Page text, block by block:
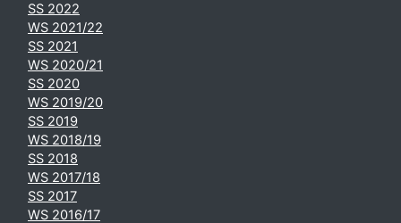
SS 2022
WS 2021/22
SS 2021
WS 2020/21
SS 2020
WS 2019/20
SS 2019
WS 2018/19
SS 2018
WS 2017/18
SS 2017
WS 2016/17